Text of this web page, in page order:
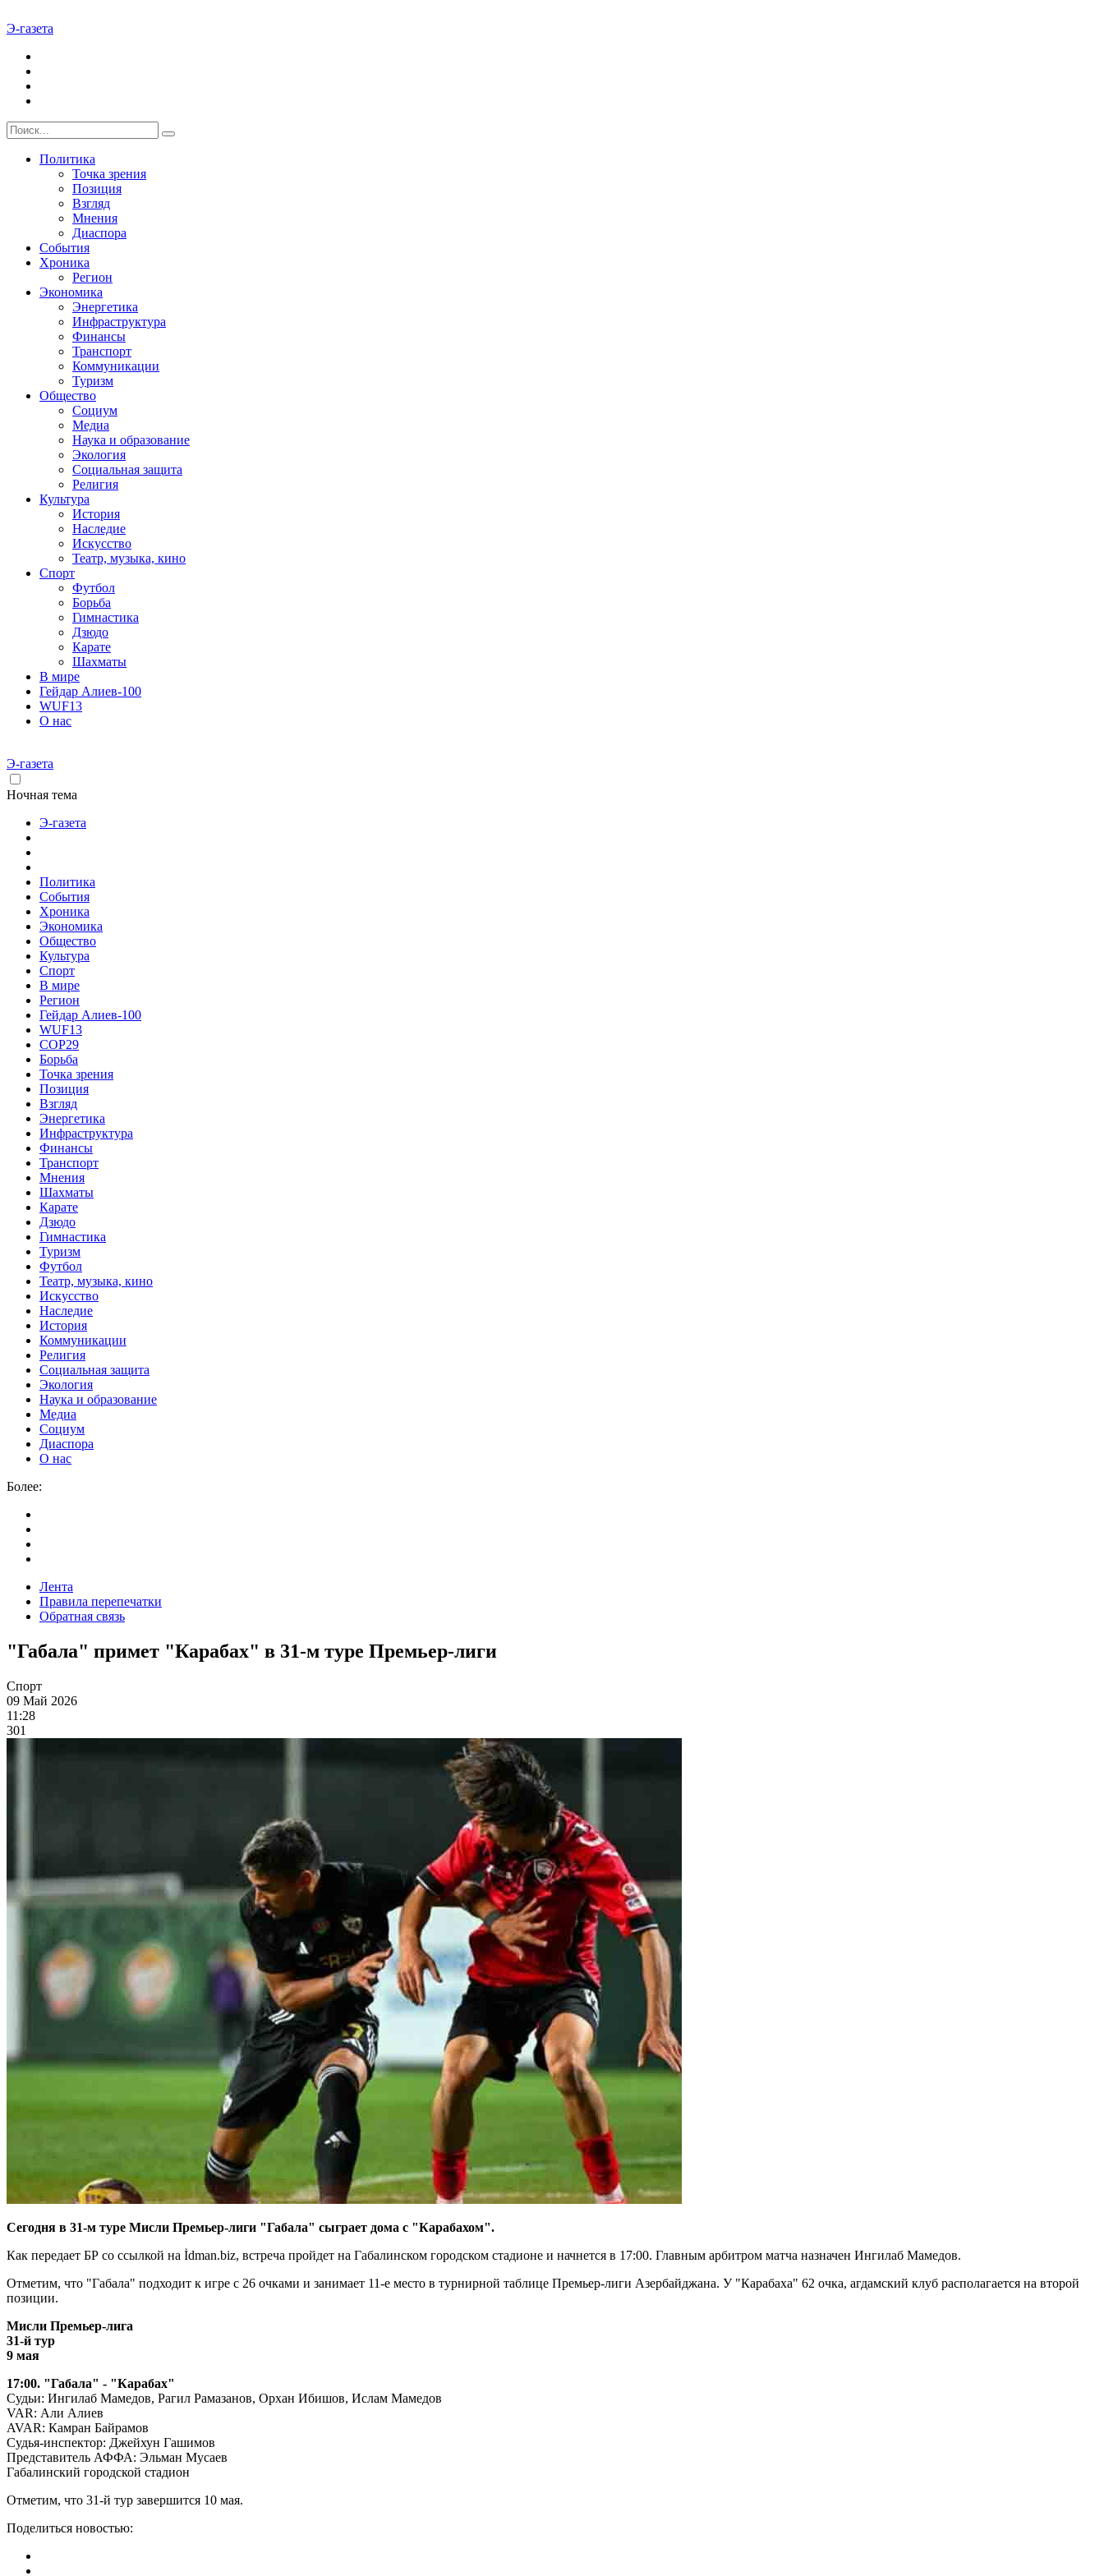
Э-газета
Политика
Точка зрения
Позиция
Взгляд
Мнения
Диаспора
События
Хроника
Регион
Экономика
Энергетика
Инфраструктура
Финансы
Транспорт
Коммуникации
Туризм
Общество
Социум
Медиа
Наука и образование
Экология
Социальная защита
Религия
Культура
История
Наследие
Искусство
Театр, музыка, кино
Спорт
Футбол
Борьба
Гимнастика
Дзюдо
Карате
Шахматы
В мире
Гейдар Алиев-100
WUF13
О нас
Э-газета
Ночная тема
Э-газета
Политика
События
Хроника
Экономика
Общество
Культура
Спорт
В мире
Регион
Гейдар Алиев-100
WUF13
COP29
Борьба
Точка зрения
Позиция
Взгляд
Энергетика
Инфраструктура
Финансы
Транспорт
Мнения
Шахматы
Карате
Дзюдо
Гимнастика
Туризм
Футбол
Театр, музыка, кино
Искусство
Наследие
История
Коммуникации
Религия
Социальная защита
Экология
Наука и образование
Медиа
Социум
Диаспора
О нас
Более:
Лента
Правила перепечатки
Обратная связь
"Габала" примет "Карабах" в 31-м туре Премьер-лиги
Спорт
09 Май 2026
11:28
301
Сегодня в 31-м туре Мисли Премьер-лиги "Габала" сыграет дома с "Карабахом".
Как передает БР со ссылкой на İdman.biz, встреча пройдет на Габалинском городском стадионе и начнется в 17:00. Главным арбитром матча назначен Ингилаб Мамедов.
Отметим, что "Габала" подходит к игре с 26 очками и занимает 11-е место в турнирной таблице Премьер-лиги Азербайджана. У "Карабаха" 62 очка, агдамский клуб располагается на второй
позиции.
Мисли Премьер-лига
31-й тур
9 мая
17:00. "Габала" - "Карабах"
Судьи: Ингилаб Мамедов, Рагил Рамазанов, Орхан Ибишов, Ислам Мамедов
VAR: Али Алиев
AVAR: Камран Байрамов
Судья-инспектор: Джейхун Гашимов
Представитель АФФА: Эльман Мусаев
Габалинский городской стадион
Отметим, что 31-й тур завершится 10 мая.
Поделиться новостью: